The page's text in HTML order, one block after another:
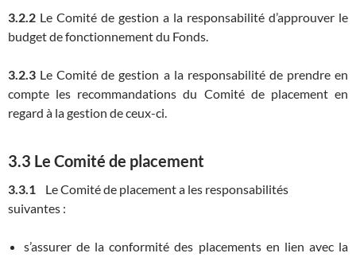
3.2.2 Le Comité de gestion a la responsabilité d’approuver le
budget de fonctionnement du Fonds.
3.2.3 Le Comité de gestion a la responsabilité de prendre en
compte les recommandations du Comité de placement en
regard à la gestion de ceux-ci.
3.3 Le Comité de placement
3.3.1 Le Comité de placement a les responsabilités
suivantes :
s’assurer de la conformité des placements en lien avec la